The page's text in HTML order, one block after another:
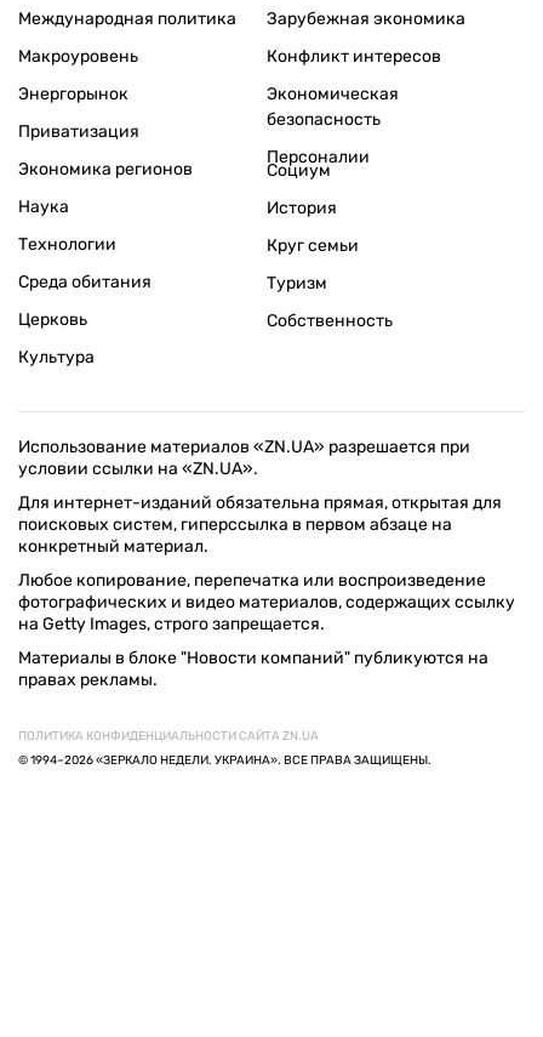
Международная политика
Макроуровень
Энергорынок
Приватизация
Экономика регионов
Зарубежная экономика
Конфликт интересов
Экономическая
безопасность
Персоналии
Наука
Технологии
Среда обитания
Церковь
Культура
Социум
История
Круг семьи
Туризм
Собственность
Использование материалов «ZN.UA» разрешается при
условии ссылки на «ZN.UA».
Для интернет-изданий обязательна прямая, открытая для
поисковых систем, гиперссылка в первом абзаце на
конкретный материал.
Любое копирование, перепечатка или воспроизведение
фотографических и видео материалов, содержащих ссылку
на Getty Images, строго запрещается.
Материалы в блоке "Новости компаний" публикуются на
правах рекламы.
ПОЛИТИКА КОНФИДЕНЦИАЛЬНОСТИ САЙТА ZN.UA
© 1994–2026 «ЗЕРКАЛО НЕДЕЛИ. УКРАИНА». ВСЕ ПРАВА ЗАЩИЩЕНЫ.